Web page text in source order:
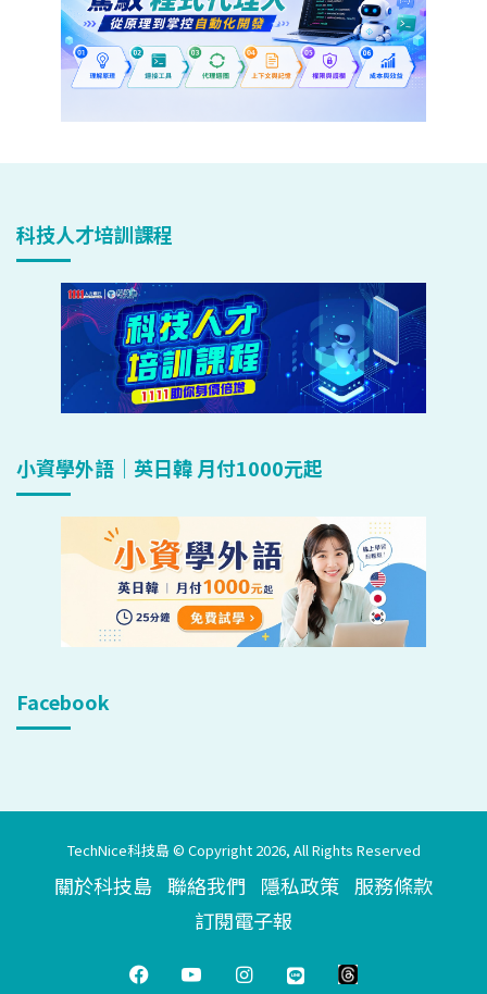
科技人才培訓課程
小資學外語｜英日韓 月付1000元起
Facebook
TechNice科技島 © Copyright 2026, All Rights Reserved
關於科技島 聯絡我們 隱私政策 服務條款
訂閱電子報